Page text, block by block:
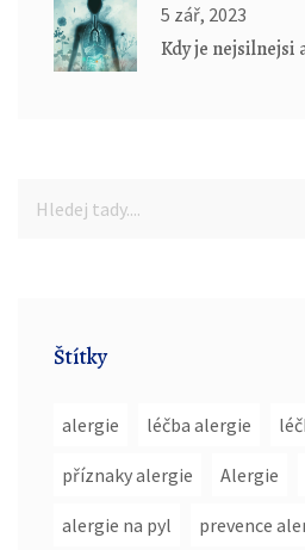
5 zář, 2023
Kdy je nejsilnejsi
Štítky
alergie léčba alergie
příznaky alergie Alergie
alergie na pyl prevence